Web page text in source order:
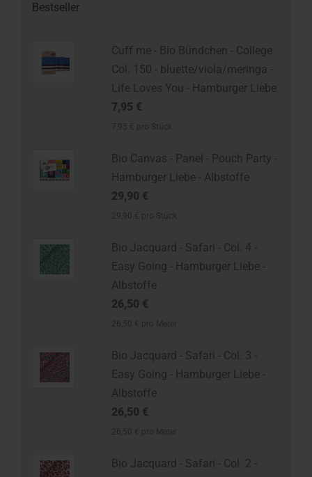
Bestseller
Cuff me - Bio Bündchen - College
Col. 150 - bluette/viola/meringa -
Life Loves You - Hamburger Liebe
7,95 €
Bio Canvas - Panel - Pouch Party -
Hamburger Liebe - Albstoffe
29,90 €
Bio Jacquard - Safari - Col. 4 -
Easy Going - Hamburger Liebe -
Albstoffe
26,50 €
Bio Jacquard - Safari - Col. 3 -
Easy Going - Hamburger Liebe -
Albstoffe
26,50 €
Bio Jacquard - Safari - Col. 2 -